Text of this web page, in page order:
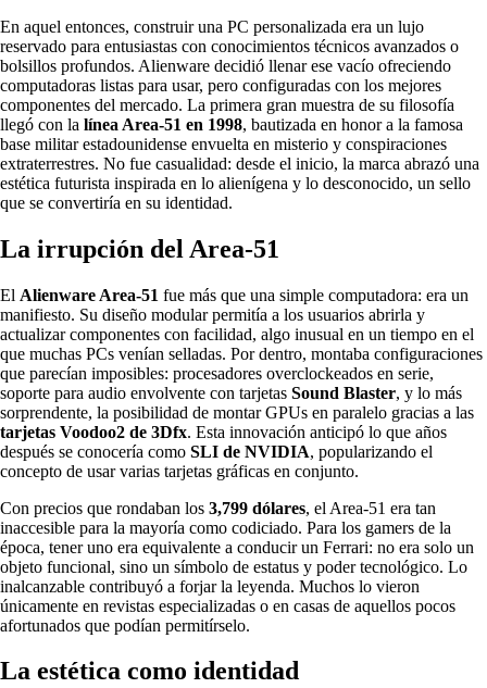
En aquel entonces, construir una PC personalizada era un lujo
reservado para entusiastas con conocimientos técnicos avanzados o
bolsillos profundos. Alienware decidió llenar ese vacío ofreciendo
computadoras listas para usar, pero configuradas con los mejores
componentes del mercado. La primera gran muestra de su filosofía
llegó con la línea Area-51 en 1998, bautizada en honor a la famosa
base militar estadounidense envuelta en misterio y conspiraciones
extraterrestres. No fue casualidad: desde el inicio, la marca abrazó una
estética futurista inspirada en lo alienígena y lo desconocido, un sello
que se convertiría en su identidad.
La irrupción del Area-51
El Alienware Area-51 fue más que una simple computadora: era un
manifiesto. Su diseño modular permitía a los usuarios abrirla y
actualizar componentes con facilidad, algo inusual en un tiempo en el
que muchas PCs venían selladas. Por dentro, montaba configuraciones
que parecían imposibles: procesadores overclockeados en serie,
soporte para audio envolvente con tarjetas Sound Blaster, y lo más
sorprendente, la posibilidad de montar GPUs en paralelo gracias a las
tarjetas Voodoo2 de 3Dfx. Esta innovación anticipó lo que años
después se conocería como SLI de NVIDIA, popularizando el
concepto de usar varias tarjetas gráficas en conjunto.
Con precios que rondaban los 3,799 dólares, el Area-51 era tan
inaccesible para la mayoría como codiciado. Para los gamers de la
época, tener uno era equivalente a conducir un Ferrari: no era solo un
objeto funcional, sino un símbolo de estatus y poder tecnológico. Lo
inalcanzable contribuyó a forjar la leyenda. Muchos lo vieron
únicamente en revistas especializadas o en casas de aquellos pocos
afortunados que podían permitírselo.
La estética como identidad